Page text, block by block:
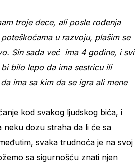
troje dece, ali posle rođenja
u razvoju, plašim se
Sin sada već ima 4 godine, i svi
bilo lepo da ima sestricu ili
ima sa kim da se igra ali mene
kod svakog ljudskog bića, i
neku dozu straha da li će sa
svaka trudnoća je na svoj
sa sigurnošću znati njen